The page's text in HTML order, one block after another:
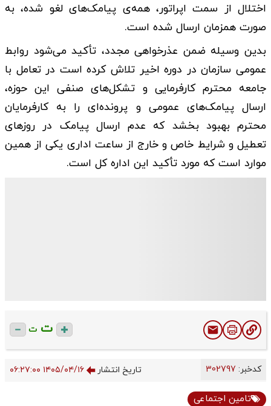
اختلال از سمت اپراتور، همه‌ی پیامک‌های لغو شده، به
صورت همزمان ارسال شده است.
بدین وسیله ضمن عذرخواهی مجدد، تأکید می‌شود روابط
عمومی سازمان در دوره اخیر تلاش کرده است در تعامل با
جامعه محترم کارفرمایی و تشکل‌های صنفی این حوزه،
ارسال پیامک‌های عمومی و پرونده‌ای را به کارفرمایان
محترم بهبود بخشد که‌ عدم ارسال پیامک در روزهای
تعطیل و شرایط خاص و خارج از ساعت اداری یکی از همین
موارد است که مورد تأکید این اداره کل است.
ت ت
کدخبر: تاریخ انتشار ۱۴۰۵/۰۴/۱۶ ۰۶:۲۷:۰۰
تامین اجتماعی